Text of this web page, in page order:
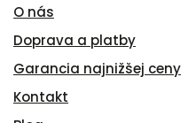
O nás
Doprava a platby
Garancia najnižšej ceny
Kontakt